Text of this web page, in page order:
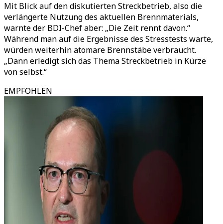
Mit Blick auf den diskutierten Streckbetrieb, also die
verlängerte Nutzung des aktuellen Brennmaterials,
warnte der BDI-Chef aber: „Die Zeit rennt davon.“
Während man auf die Ergebnisse des Stresstests warte,
würden weiterhin atomare Brennstäbe verbraucht.
„Dann erledigt sich das Thema Streckbetrieb in Kürze
von selbst.“
EMPFOHLEN